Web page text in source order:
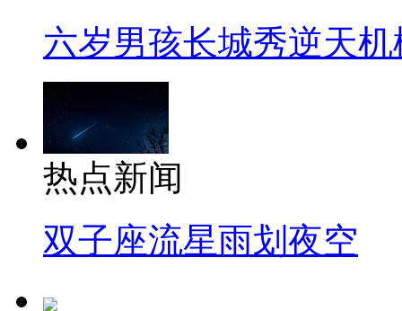
六岁男孩长城秀逆天机
热点新闻
双子座流星雨划夜空